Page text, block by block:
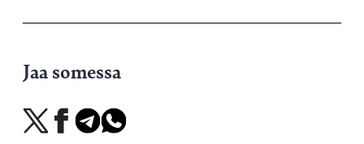
Jaa somessa
Jaa
X-
Jaa
Facebookissa
Jaa
Telegramissa
Jaa
WhatsAppissa